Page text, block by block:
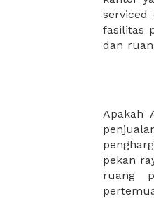
fasilitas
dan
kantor
Apakah
pekan
ruang
yang
dengan
Anda
acara
sangat